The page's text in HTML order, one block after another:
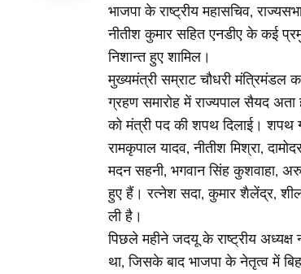
भाजपा के राष्ट्रीय महासचिव,
नीतीश कुमार सहित एनडीए के कई
निशान्त हुए शामिल।
मुख्यमंत्री सम्राट चौधरी मंत्रिमंडल
ग्रहण समारोह में राज्यपाल सैयद
को मंत्री पद की शपथ दिलाई। शपथ
रामकृपाल यादव, नीतीश मिश्रा,
मदन सहनी, भगवान सिंह कुशवाहा,
हुए हैं। रत्नेश सदा, कुमार शैलेंद्र,
ली है।
पिछले महीने जदयू के राष्ट्रीय अध्यक्ष
था, जिसके बाद भाजपा के नेतृत्व में